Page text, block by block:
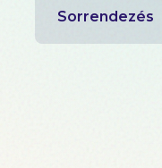
Sorrendezés